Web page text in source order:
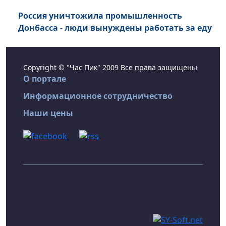
Россия уничтожила промышленность
Донбасса - люди вынуждены работать за еду
Copyright © "Час Пик" 2009 Все права защищены
О портале
Информационное сотрудничество
Наши цены